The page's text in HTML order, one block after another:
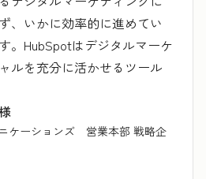
、いかに効率的に進めてい
。HubSpotはデジタルマーケ
ルを充分に活かせるツール
ケーションズ 営業本部 戦略企